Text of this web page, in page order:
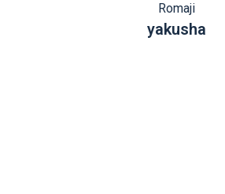
Romaji
yakusha